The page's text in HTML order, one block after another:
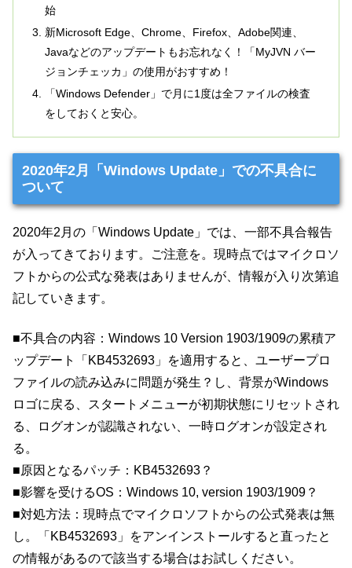
始
新Microsoft Edge、Chrome、Firefox、Adobe関連、
Javaなどのアップデートもお忘れなく！「MyJVN バー
ジョンチェッカ」の使用がおすすめ！
「Windows Defender」で月に1度は全ファイルの検査
をしておくと安心。
2020年2月「Windows Update」での不具合に
ついて
2020年2月の「Windows Update」では、一部不具合報告
が入ってきております。ご注意を。現時点ではマイクロソ
フトからの公式な発表はありませんが、情報が入り次第追
記していきます。
■不具合の内容：Windows 10 Version 1903/1909の累積ア
ップデート「KB4532693」を適用すると、ユーザープロ
ファイルの読み込みに問題が発生？し、背景がWindows
ロゴに戻る、スタートメニューが初期状態にリセットされ
る、ログオンが認識されない、一時ログオンが設定され
る。
■原因となるパッチ：KB4532693？
■影響を受けるOS：Windows 10, version 1903/1909？
■対処方法：現時点でマイクロソフトからの公式発表は無
し。「KB4532693」をアンインストールすると直ったと
の情報があるので該当する場合はお試しください。